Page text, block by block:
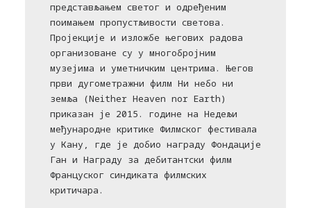
представљањем светог и одређеним
поимањем пропустљивости светова.
Пројекције и изложбе његових радова
организоване су у многобројним
музејима и уметничким центрима. Његов
први дугометражни филм Ни небо ни
земља (Neither Heaven nor Earth)
приказан је 2015. године на Недељи
међународне критике Филмског фестивала
у Кану, где је добио награду Фондације
Ган и Награду за дебитантски филм
Француског синдиката филмских
критичара.